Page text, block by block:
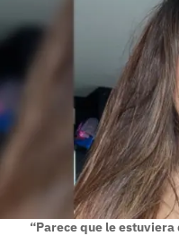
“Parece que le